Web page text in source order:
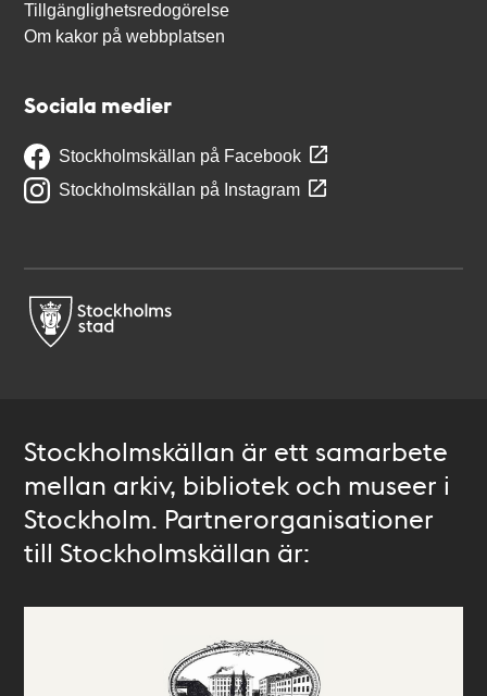
Tillgänglighetsredogörelse
Om kakor på webbplatsen
Sociala medier
Stockholmskällan på Facebook
Stockholmskällan på Instagram
Stockholmskällan är ett samarbete
mellan arkiv, bibliotek och museer i
Stockholm. Partnerorganisationer
till Stockholmskällan är: